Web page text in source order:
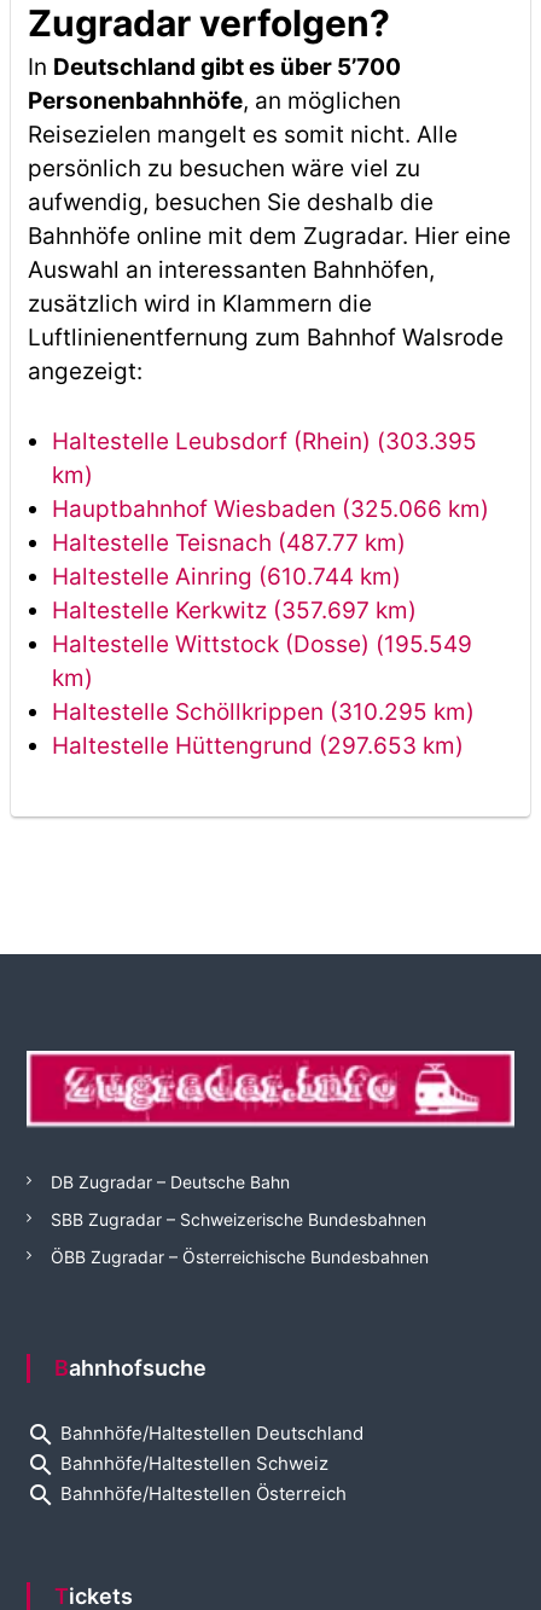
Zugradar verfolgen?
In Deutschland gibt es über 5’700
Personenbahnhöfe, an möglichen
Reisezielen mangelt es somit nicht. Alle
persönlich zu besuchen wäre viel zu
aufwendig, besuchen Sie deshalb die
Bahnhöfe online mit dem Zugradar. Hier eine
Auswahl an interessanten Bahnhöfen,
zusätzlich wird in Klammern die
Luftlinienentfernung zum Bahnhof Walsrode
angezeigt:
Haltestelle Leubsdorf (Rhein) (303.395
km)
Hauptbahnhof Wiesbaden (325.066 km)
Haltestelle Teisnach (487.77 km)
Haltestelle Ainring (610.744 km)
Haltestelle Kerkwitz (357.697 km)
Haltestelle Wittstock (Dosse) (195.549
km)
Haltestelle Schöllkrippen (310.295 km)
Haltestelle Hüttengrund (297.653 km)
DB Zugradar – Deutsche Bahn
SBB Zugradar – Schweizerische Bundesbahnen
ÖBB Zugradar – Österreichische Bundesbahnen
Bahnhofsuche
search Bahnhöfe/Haltestellen Deutschland
search Bahnhöfe/Haltestellen Schweiz
search Bahnhöfe/Haltestellen Österreich
Tickets